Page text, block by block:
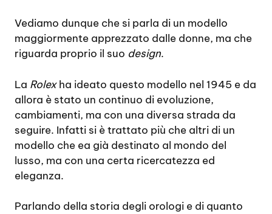
Vediamo dunque che si parla di un modello
maggiormente apprezzato dalle donne, ma che
riguarda proprio il suo design.
La Rolexha ideato questo modello nel 1945 e da
allora è stato un continuo di evoluzione,
cambiamenti, ma con una diversa strada da
seguire. Infatti si è trattato più che altri di un
modello che ea già destinato al mondo del
lusso, ma con una certa ricercatezza ed
eleganza.
Parlando della storia degli orologi e di quanto